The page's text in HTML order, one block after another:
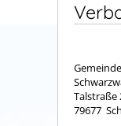
Talstraße
79677